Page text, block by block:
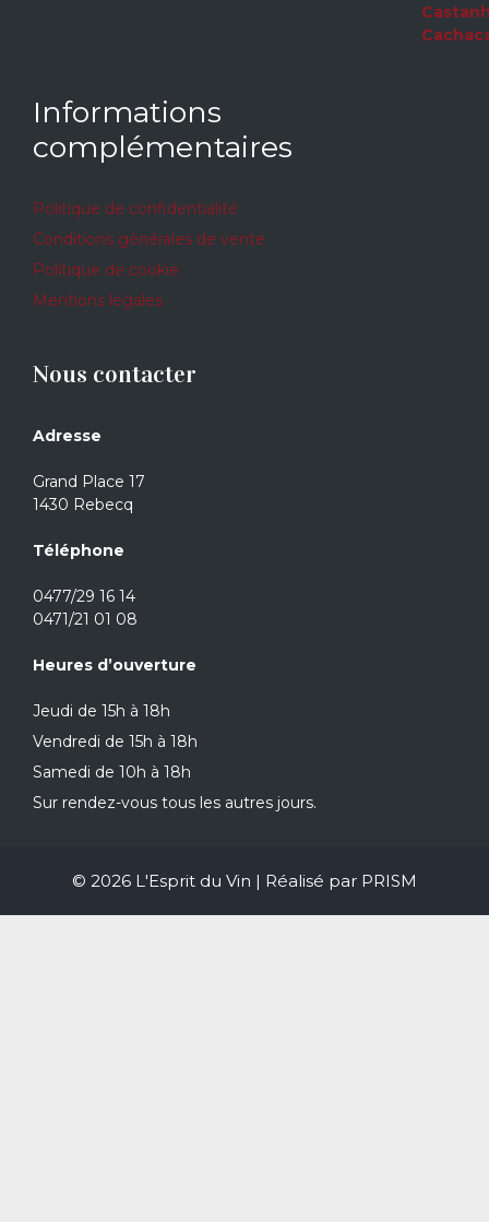
Informations
complémentaires
Politique de confidentialité
Conditions générales de vente
Politique de cookie
Mentions légales
Nous contacter
Adresse
Grand Place 17
1430 Rebecq
Téléphone
0477/29 16 14
0471/21 01 08
Heures d’ouverture
Jeudi de 15h à 18h
Vendredi de 15h à 18h
Samedi de 10h à 18h
Sur rendez-vous tous les autres jours.
© 2026 L'Esprit du Vin | Réalisé par PRISM